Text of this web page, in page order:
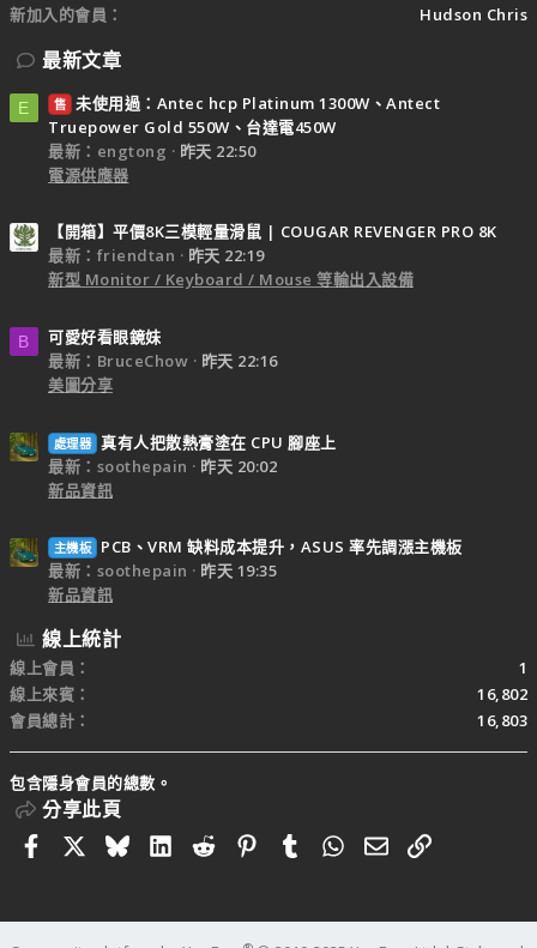
新加入的會員
Hudson Chris
最新文章
E 售 未使用過：Antec hcp Platinum 1300W、Antect
Truepower Gold 550W、台達電450W
最新：engtong
昨天 22:50
電源供應器
【開箱】平價8K三模輕量滑鼠 | COUGAR REVENGER PRO 8K
最新：friendtan
昨天 22:19
新型 Monitor / Keyboard / Mouse 等輸出入設備
B
可愛好看眼鏡妹
最新：BruceChow
昨天 22:16
美圖分享
處理器 真有人把散熱膏塗在 CPU 腳座上
最新：soothepain
昨天 20:02
新品資訊
主機板
PCB、VRM 缺料成本提升，ASUS 率先調漲主機板
最新：soothepain
昨天 19:35
新品資訊
線上統計
線上會員
1
線上來賓
16,802
會員總計
16,803
包含隱身會員的總數。
分享此頁
FacebookBlueskyLinkedIn
RedditPinterestTumblrWhatsApp
電子郵件
連結